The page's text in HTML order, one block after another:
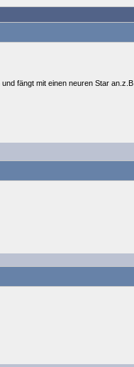
fängt mit einen neuren Star an.z.B